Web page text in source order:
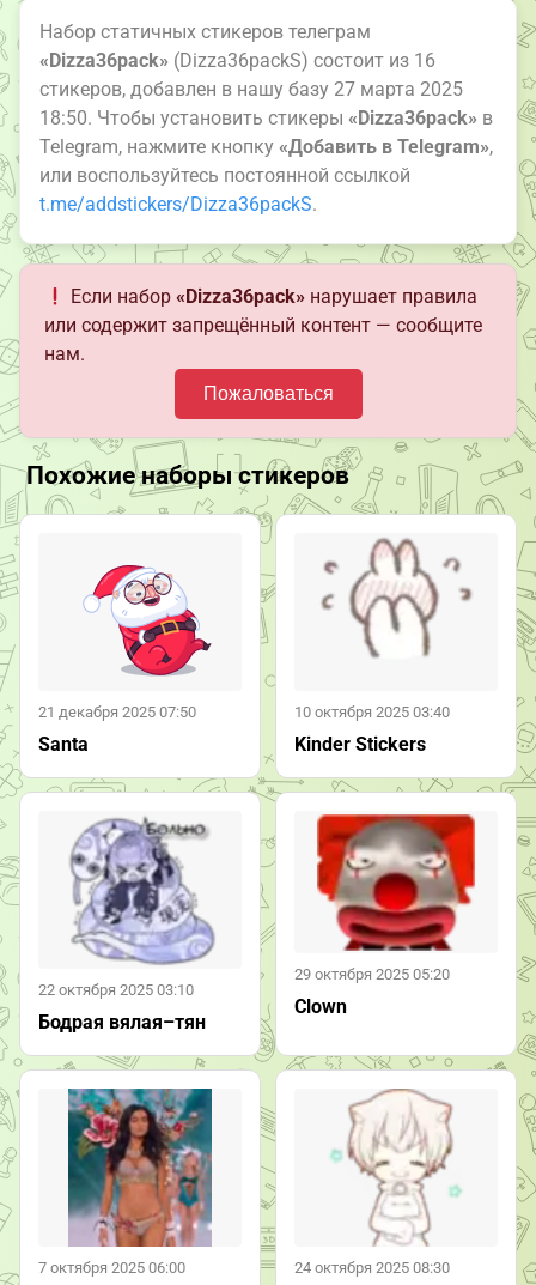
Набор статичных стикеров телеграм
«Dizza36pack» (Dizza36packS) состоит из 16
стикеров, добавлен в нашу базу 27 марта 2025
18:50. Чтобы установить стикеры «Dizza36pack» в
Telegram, нажмите кнопку «Добавить в Telegram»,
или воспользуйтесь постоянной ссылкой
t.me/addstickers/Dizza36packS.
Если набор«Dizza36pack» нарушает правила
или содержит запрещённый контент — сообщите
нам.
Пожаловаться
Похожие наборы стикеров
21 декабря 2025 07:50
Santa
10 октября 2025 03:40
Kinder Stickers
22 октября 2025 03:10
Бодрая вялая–тян
29 октября 2025 05:20
Clown
7 октября 2025 06:00 24 октября 2025 08:30